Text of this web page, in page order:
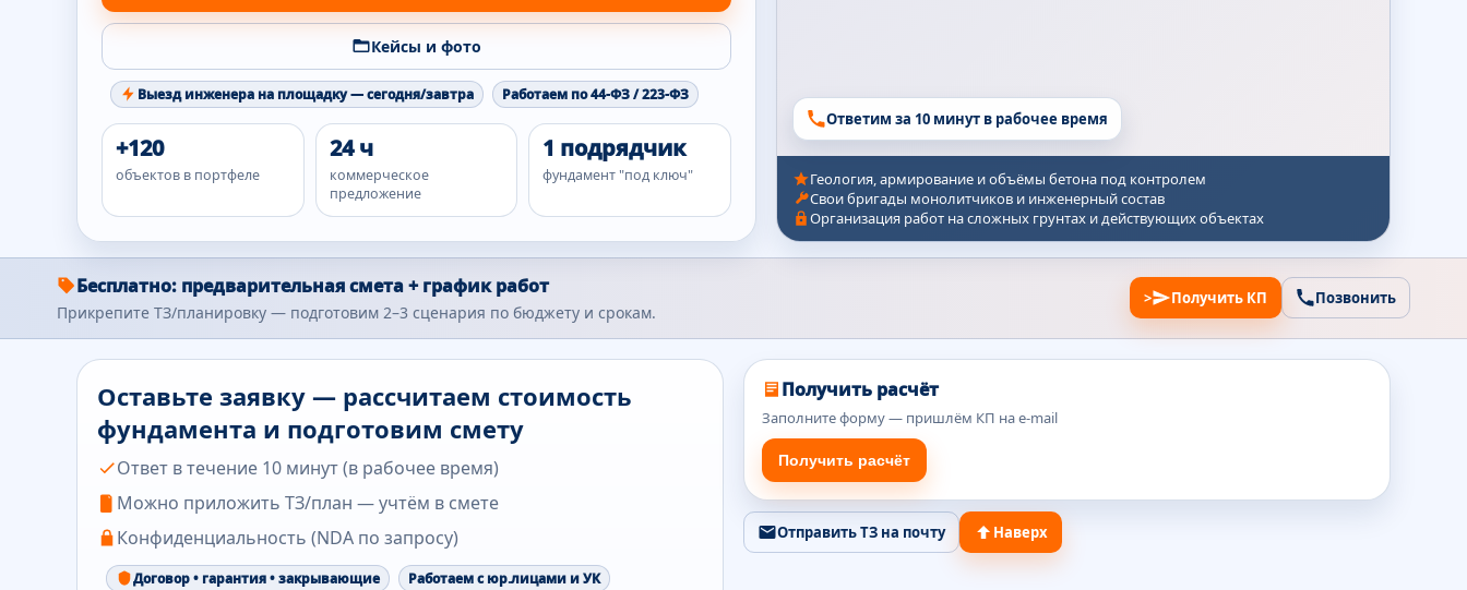
Кейсы и фото
Выезд инженера на площадку — сегодня/завтра Работаем по 44-ФЗ / 223-ФЗ
+120
объектов в портфеле
24 ч
коммерческое
предложение
1 подрядчик
фундамент "под ключ"
Ответим за 10 минут в рабочее время
Геология, армирование и объёмы бетона под контролем
Свои бригады монолитчиков и инженерный состав
Организация работ на сложных грунтах и действующих объектах
Бесплатно: предварительная смета + график работ
Прикрепите ТЗ/планировку — подготовим 2–3 сценария по бюджету и срокам.
> Получить КП Позвонить
Оставьте заявку — рассчитаем стоимость
фундамента и подготовим смету
Ответ в течение 10 минут (в рабочее время)
Можно приложить ТЗ/план — учтём в смете
Конфиденциальность (NDA по запросу)
Договор • гарантия • закрывающие Работаем с юр.лицами и УК
Получить расчёт
Заполните форму — пришлём КП на e-mail
Получить расчёт
Отправить ТЗ на почту Наверх